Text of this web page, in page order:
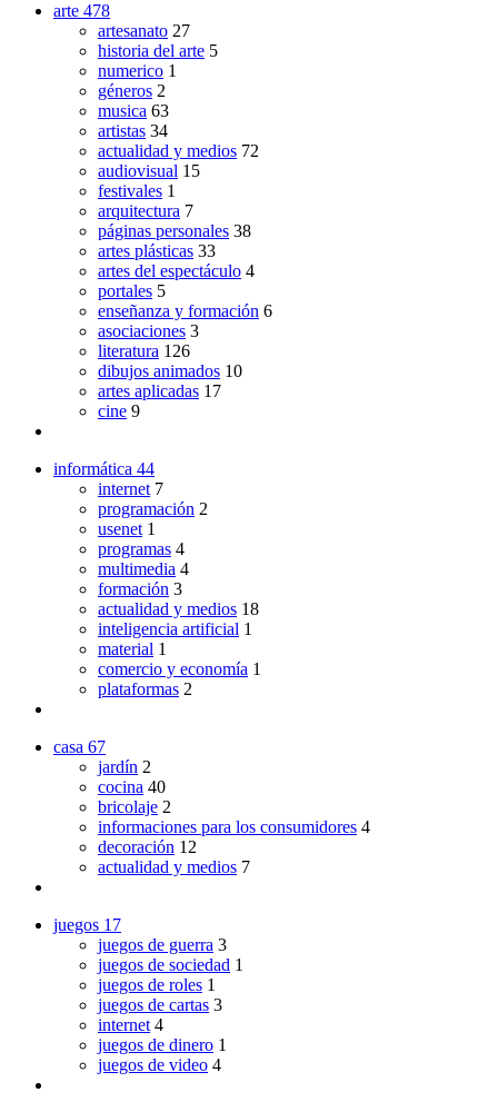
arte 478
artesanato 27
historia del arte 5
numerico 1
géneros 2
musica 63
artistas 34
actualidad y medios 72
audiovisual 15
festivales 1
arquitectura 7
páginas personales 38
artes plásticas 33
artes del espectáculo 4
portales 5
enseñanza y formación 6
asociaciones 3
literatura 126
dibujos animados 10
artes aplicadas 17
cine 9
informática 44
internet 7
programación 2
usenet 1
programas 4
multimedia 4
formación 3
actualidad y medios 18
inteligencia artificial 1
material 1
comercio y economía 1
plataformas 2
casa 67
jardín 2
cocina 40
bricolaje 2
informaciones para los consumidores 4
decoración 12
actualidad y medios 7
juegos 17
juegos de guerra 3
juegos de sociedad 1
juegos de roles 1
juegos de cartas 3
internet 4
juegos de dinero 1
juegos de video 4